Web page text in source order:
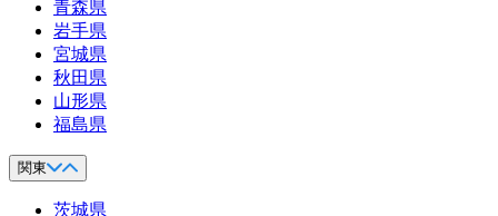
青森県
岩手県
宮城県
秋田県
山形県
福島県
関東
茨城県